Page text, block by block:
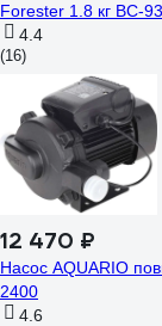
Forester 1.8 кг BC-
4.4
(16)
12 470 ₽
Насос AQUARIO
2400
4.6